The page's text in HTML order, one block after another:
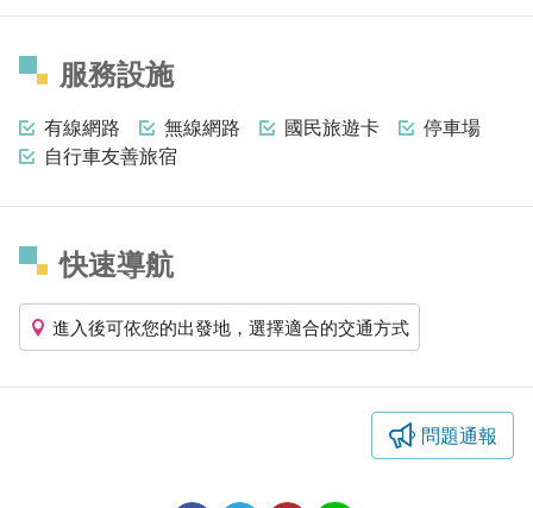
服務設施
有線網路 無線網路 國民旅遊卡
停車場
自行車友善旅宿
快速導航
進入後可依您的出發地，選擇適合的交通方式
問題通報